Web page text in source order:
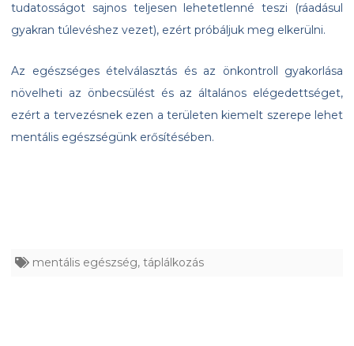
tudatosságot sajnos teljesen lehetetlenné teszi (ráadásul
gyakran túlevéshez vezet), ezért próbáljuk meg elkerülni.
Az egészséges ételválasztás és az önkontroll gyakorlása
növelheti az önbecsülést és az általános elégedettséget,
ezért a tervezésnek ezen a területen kiemelt szerepe lehet
mentális egészségünk erősítésében.
mentális egészség, táplálkozás